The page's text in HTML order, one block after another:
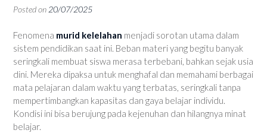
Posted on 20/07/2025
Fenomena murid kelelahan menjadi sorotan utama dalam
sistem pendidikan saat ini. Beban materi yang begitu banyak
seringkali membuat siswa merasa terbebani, bahkan sejak usia
dini. Mereka dipaksa untuk menghafal dan memahami berbagai
mata pelajaran dalam waktu yang terbatas, seringkali tanpa
mempertimbangkan kapasitas dan gaya belajar individu.
Kondisi ini bisa berujung pada kejenuhan dan hilangnya minat
belajar.